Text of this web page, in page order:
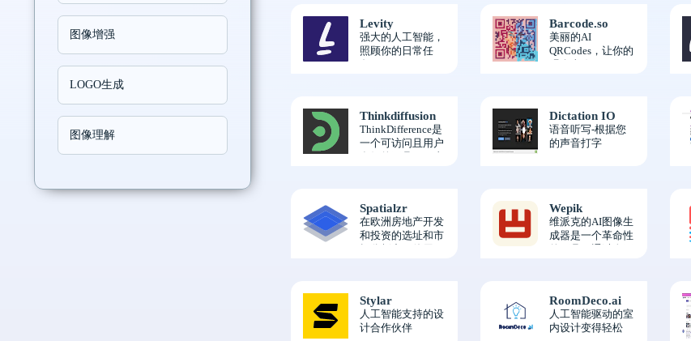
Levity
强大的人工智能，
照顾你的日常任
Barcode.so
美丽的AI
QRCodes，让你的
Thinkdiffusion
ThinkDifference是
一个可访问且用户
或设置。
Dictation IO
语音听写-根据您
的声音打字
Spatialzr
在欧洲房地产开发
和投资的选址和市
Wepik
维派克的AI图像生
成器是一个革命性
果，包括照片、数
字艺术和3D绘
画。
Stylar
人工智能支持的设
计合作伙伴
RoomDeco.ai
人工智能驱动的室
内设计变得轻松
图像增强
LOGO生成
图像理解